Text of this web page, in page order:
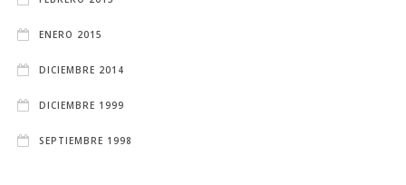
ENERO 2015
DICIEMBRE 2014
DICIEMBRE 1999
SEPTIEMBRE 1998